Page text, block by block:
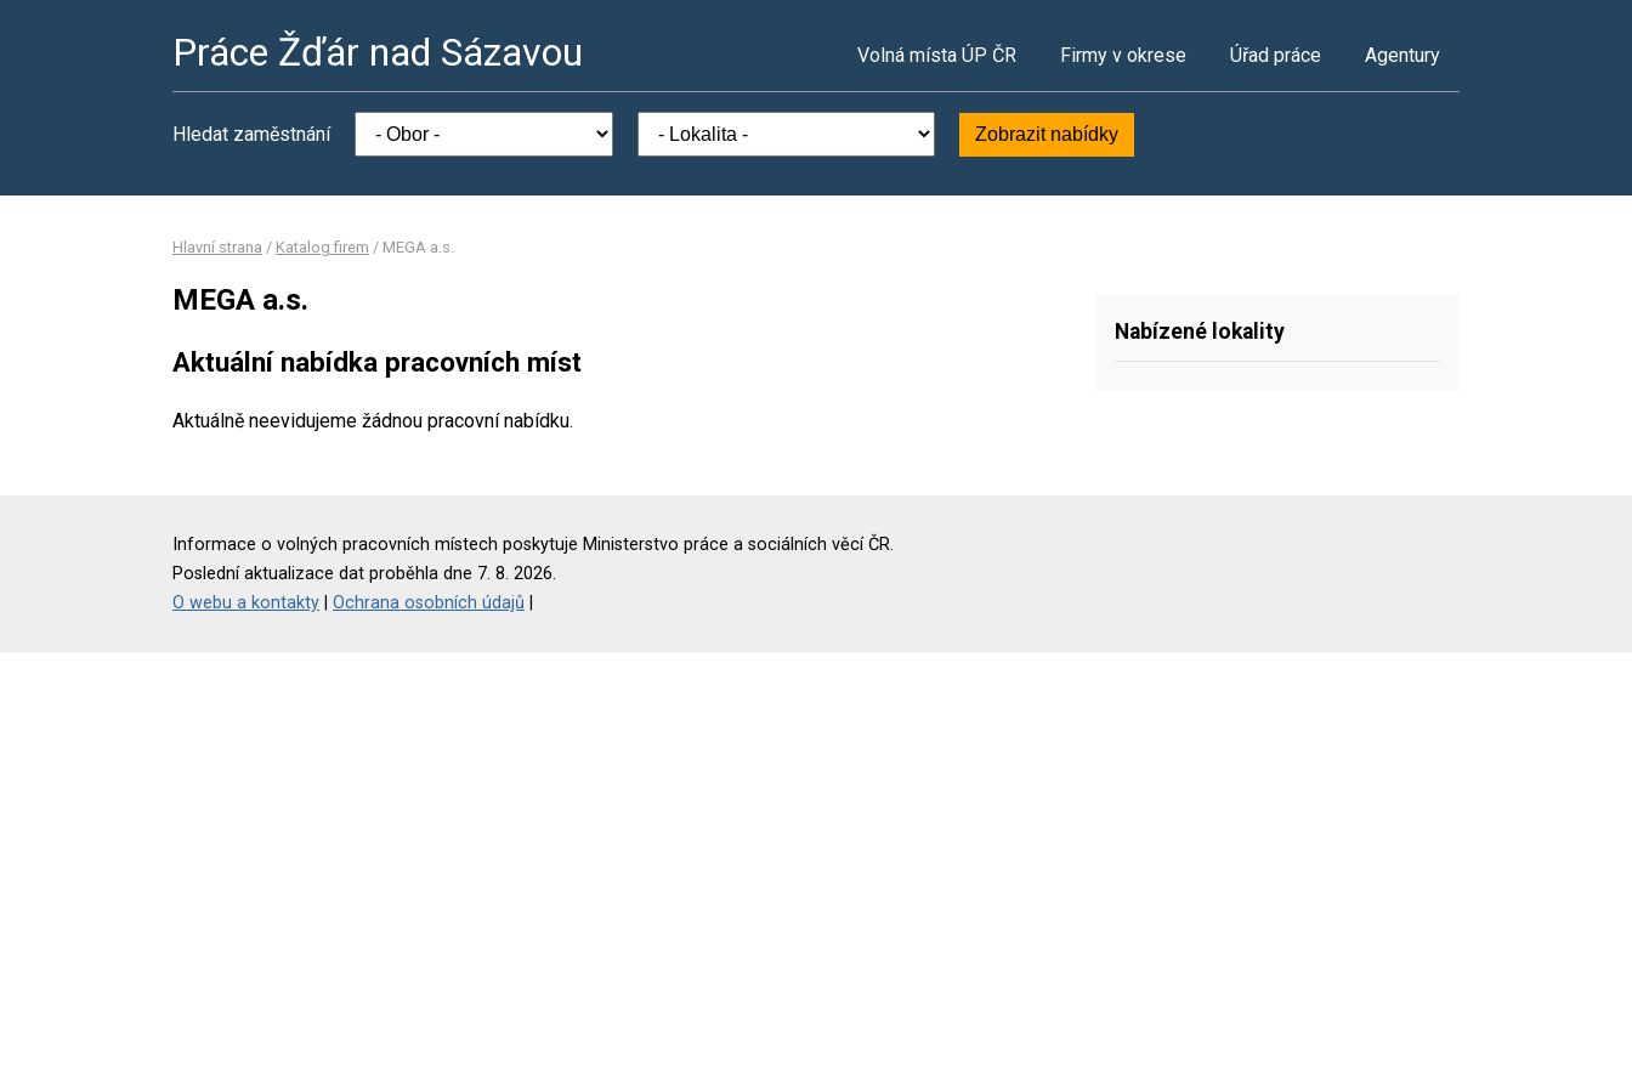
Práce Žďár nad Sázavou Volná místa ÚP ČR Firmy v okrese Úřad práce Agentury
Hledat zaměstnání Zobrazit nabídky
Hlavní strana / Katalog firem / MEGA a.s.
MEGA a.s.
Aktuální nabídka pracovních míst
Aktuálně neevidujeme žádnou pracovní nabídku.
Nabízené lokality
Informace o volných pracovních místech poskytuje Ministerstvo práce a sociálních věcí ČR.
Poslední aktualizace dat proběhla dne 7. 8. 2026.
O webu a kontakty
Ochrana osobních údajů